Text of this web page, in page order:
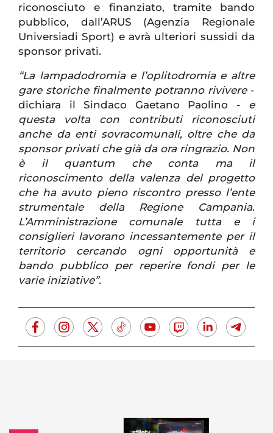
riconosciuto e finanziato, tramite bando
pubblico, dall’ARUS (Agenzia Regionale
Universiadi Sport) e avrà ulteriori sussidi da
sponsor privati.
“La lampadodromia e l’oplitodromia e altre
gare storiche finalmente potranno rivivere-
dichiara il Sindaco Gaetano Paolino - e
questa volta con contributi riconosciuti
anche da enti sovracomunali, oltre che da
sponsor privati che già da ora ringrazio. Non
è il quantum che conta ma il
riconoscimento della valenza del progetto
che ha avuto pieno riscontro presso l’ente
strumentale della Regione Campania.
L’Amministrazione comunale tutta e i
consiglieri lavorano incessantemente per il
territorio cercando ogni opportunità e
bando pubblico per reperire fondi per le
varie iniziative”.